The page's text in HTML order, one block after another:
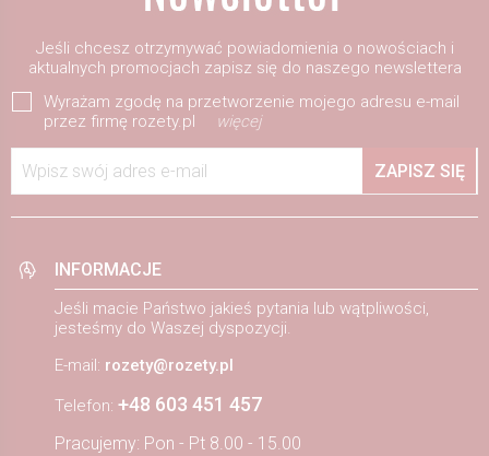
Jeśli chcesz otrzymywać powiadomienia o nowościach i
aktualnych promocjach zapisz się do naszego newslettera
Wyrażam zgodę na przetworzenie mojego adresu e-mail
przez firmę rozety.pl
więcej
Wpisz swój adres e-mail ZAPISZ SIĘ
INFORMACJE
Jeśli macie Państwo jakieś pytania lub wątpliwości,
jesteśmy do Waszej dyspozycji.
E-mail: rozety@rozety.pl
Telefon: +48 603 451 457
Pracujemy: Pon - Pt 8.00 - 15.00